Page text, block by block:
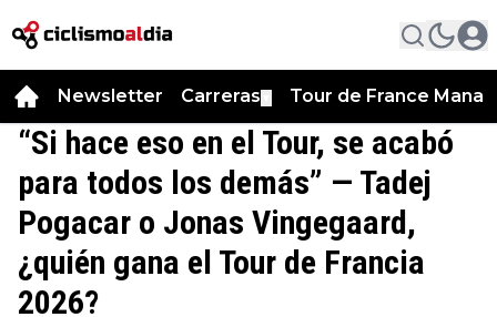
Newsletter Carreras Tour de France
“Si hace eso en el Tour, se acabó
para todos los demás” — Tadej
Pogacar o Jonas Vingegaard,
¿quién gana el Tour de Francia
2026?